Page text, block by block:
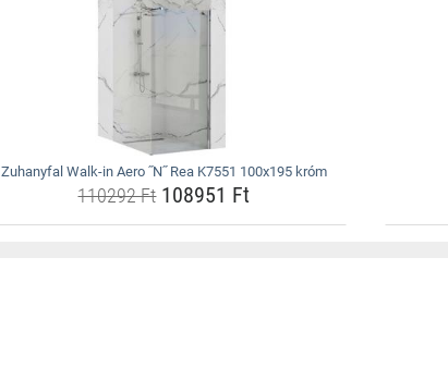
Zuhanyfal Walk-in Aero ˝N˝ Rea K7551 100x195 króm
110292 Ft108951 Ft